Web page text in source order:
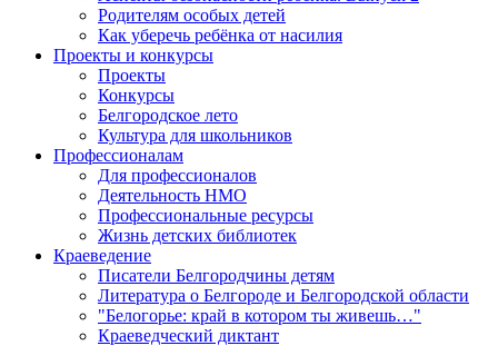
Родителям особых детей
Как уберечь ребёнка от насилия
Проекты и конкурсы
Проекты
Конкурсы
Белгородское лето
Культура для школьников
Профессионалам
Для профессионалов
Деятельность НМО
Профессиональные ресурсы
Жизнь детских библиотек
Краеведение
Писатели Белгородчины детям
Литература о Белгороде и Белгородской области
"Белогорье: край в котором ты живешь…"
Краеведческий диктант